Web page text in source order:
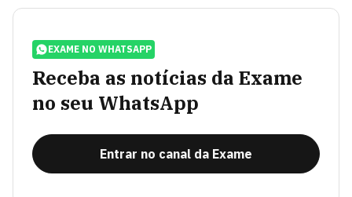
EXAME NO WHATSAPP
Receba as notícias da Exame
no seu WhatsApp
Entrar no canal da Exame